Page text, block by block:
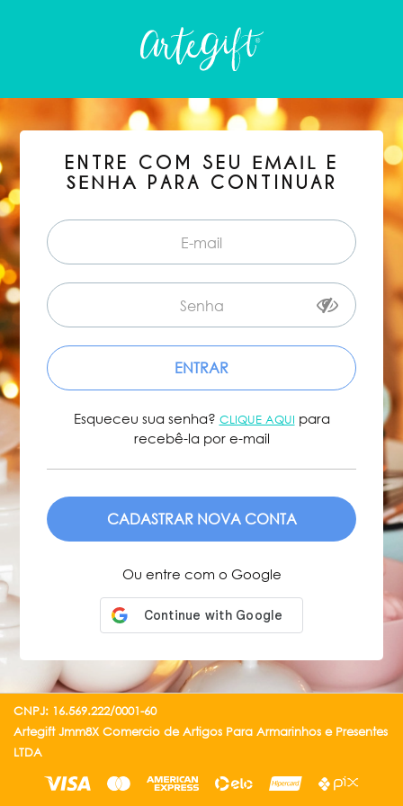
ENTRE COM SEU EMAIL E
SENHA PARA CONTINUAR
ENTRAR
Esqueceu sua senha? CLIQUE AQUI para
recebê-la por e-mail
ENVIAR
Ou entre com o Google
CNPJ: 16.569.222/0001-60
Artegift Jmm8X Comercio de Artigos Para Armarinhos e Presentes
LTDA